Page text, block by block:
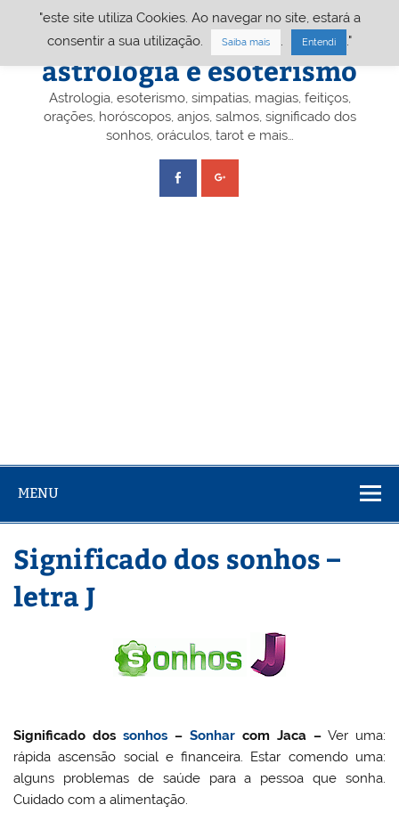
Portal A&E – Portal
astrologia e esoterismo
Astrologia, esoterismo, simpatias, magias, feitiços,
orações, horóscopos, anjos, salmos, significado dos
sonhos, oráculos, tarot e mais…
MENU
Significado dos sonhos –
letra J
Significado dossonhos – Sonhar com Jaca –Ver uma:
rápida ascensão social e financeira. Estar comendo uma:
alguns problemas de saúde para a pessoa que sonha.
Cuidado com a alimentação.
"este site utiliza Cookies. Ao navegar no site, estará a
consentir a sua utilização.
Saiba mais Entendi ."